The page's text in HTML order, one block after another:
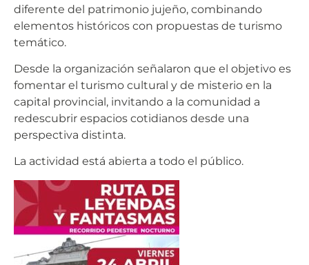
diferente del patrimonio jujeño, combinando
elementos históricos con propuestas de turismo
temático.
Desde la organización señalaron que el objetivo es
fomentar el turismo cultural y de misterio en la
capital provincial, invitando a la comunidad a
redescubrir espacios cotidianos desde una
perspectiva distinta.
La actividad está abierta a todo el público.